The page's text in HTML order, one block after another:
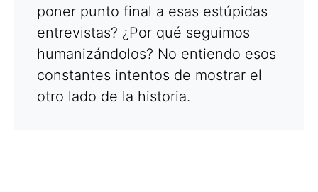
poner punto final a esas estúpidas
entrevistas? ¿Por qué seguimos
humanizándolos? No entiendo esos
constantes intentos de mostrar el
otro lado de la historia.